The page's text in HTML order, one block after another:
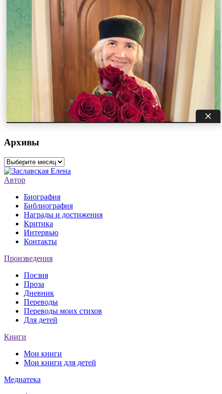
Архивы
Архивы
Автор
Биография
Библиография
Награды и достижения
Критика
Интервью
Контакты
Произведения
Поєзия
Проза
Дневник
Переводы
Переводы моих стихов
Для детей
Книги
Мои книги
Мои книги для детей
Медиатека